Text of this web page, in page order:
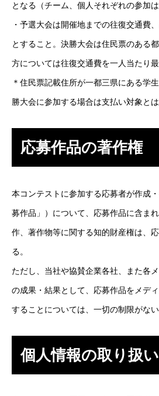
となる（チーム、個人それぞれの参加は
・予選大会は開催地までの往復交通費
とすること。決勝大会は住民票のある
方については往復交通費を一人当たり
＊住民票記載住所が一都三県にある学
勝大会に参加する場合は支払い対象と
応募作品の著作権
本コンテストに参加する応募者が作成
募作品」）について、応募作品に含ま
作、著作物等に関する知的財産権は、
る。
ただし、当社や協賛企業各社、また各
の成果・結果として、応募作品をメデ
することについては、一切の制限がない
個人情報の取り扱い